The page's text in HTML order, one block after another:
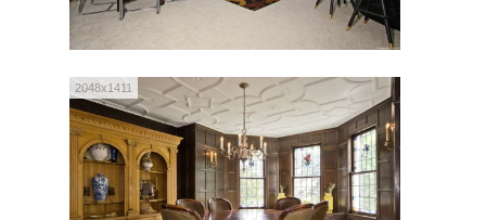
2048x1411